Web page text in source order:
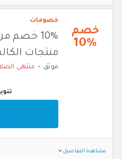
خصم
10%
خصومات
10%
منتجات
موثق منتهي
مشاهدة التفاصيل